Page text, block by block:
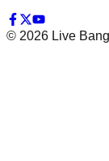
© 2026 Live